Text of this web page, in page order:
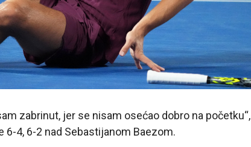
zabrinut, jer se nisam osećao dobro na početku“,
4, 6-2 nad Sebastijanom Baezom.